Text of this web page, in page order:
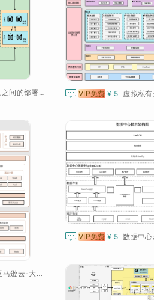
华为云ELB和主机之间的部署架构图  VIP免费 ¥ 5
阿里云-华为云-亚马逊云-大数据-数据湖-数仓-实时计算-离线计算-架构
 VIP免费 ¥ 5 数据中